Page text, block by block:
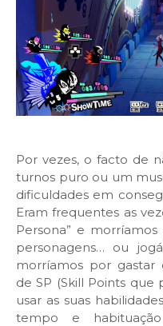
Por vezes, o facto de
turnos puro ou um
dificuldades em
Eram frequentes as
Persona” e
personagens… ou
morríamos por gastar
de SP (Skill Points que
usar as suas
tempo e